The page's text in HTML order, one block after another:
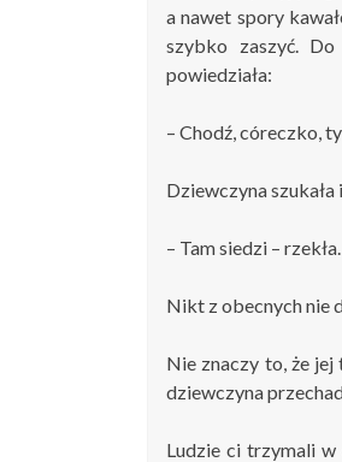
a nawet spory
szybko zaszyć.
powiedziała:
– Chodź, córeczko,
Dziewczyna szukała
– Tam siedzi –
Nikt z obecnych nie
Nie znaczy to, że jej
dziewczyna
Ludzie ci trzymali w